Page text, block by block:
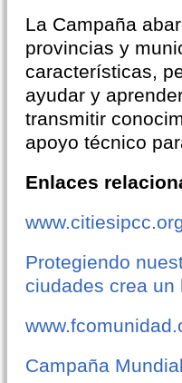
La Campaña
provincias y
características,
ayudar y
transmitir
apoyo técnico
Enlaces
Protegiendo
ciudades crea
Campaña